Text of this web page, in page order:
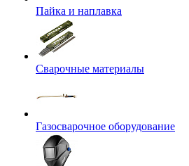
Пайка и наплавка
Сварочные материалы
Газосварочное оборудование